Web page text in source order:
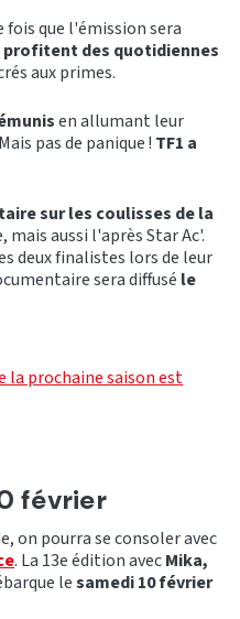
fois que l'émission sera
profitent des quotidiennes
aux primes.
en allumant leur
pas de panique ! TF1 a
sur les coulisses de la
aussi l'après Star Ac'.
deux finalistes lors de leur
sera diffusé le
la prochaine saison est
février
on pourra se consoler avec
. La 13e édition avecMika,
lesamedi 10 février